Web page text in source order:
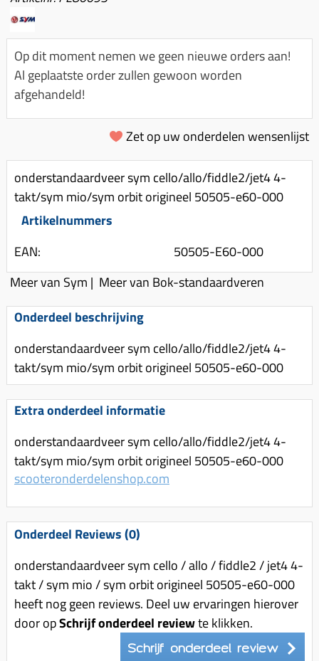
Spanningsregelaar
Toerenbegrenzer
Remlichtschakelaar
Verlichting
Led verlichting
Luchtfilter (delen)
Luchtfilter deksel
Motor blokken
Membraan (delen)
Motorblok (delen)
Powerfilter
Schakel (delen)
Sproeiers
Spruitstuk (delen)
Uitlaten compleet
Uitlaat (delen)
Uitlaat bocht
Radiateur (delen)
Waterpomp (delen)
Variorolsets
Pulley
Variokit
Zuigers
Origineel zuigers
Tomos opvoeren (kits)
Koppeling compleet
Km teller kabel
Kickstart deksel
Kickstartpedaal
Kickstart ronsel
Stuurschakelaar
Stuur (delen)
Remblokken
Rem (delen)
Remgrepen en remhendels
Remhevels
Remklauw (delen)
Remschijven
Voorrem kabel
Voorvork
Wiel (delen)
Zadel
Standaard
Kickstart (delen)
Olie-onderhoudsmiddelen
Oppakbeugel
Scooter alarm
Scooter Kleding
Crossbril
Stickers
Stuurslot
Regenkleding
Rugsteun
Vespa accessoires
Windschermen
Accessoires overig
Zadel
Gereedschap
Speednut
Op dit moment nemen we geen nieuwe orders aan!
Al geplaatste order zullen gewoon worden
afgehandeld!
Zet op uw onderdelen wensenlijst
onderstandaardveer sym cello/allo/fiddle2/jet4 4-
takt/sym mio/sym orbit origineel 50505-e60-000
Artikelnummers
EAN:
50505-E60-000
Meer van Sym | Meer van Bok-standaardveren
Onderdeel beschrijving
onderstandaardveer sym cello/allo/fiddle2/jet4 4-
takt/sym mio/sym orbit origineel 50505-e60-000
Extra onderdeel informatie
onderstandaardveer sym cello/allo/fiddle2/jet4 4-
takt/sym mio/sym orbit origineel 50505-e60-000
scooteronderdelenshop.com
Onderdeel Reviews (0)
onderstandaardveer sym cello / allo / fiddle2 / jet4 4-
takt / sym mio / sym orbit origineel 50505-e60-000
heeft nog geen reviews. Deel uw ervaringen hierover
door opSchrijf onderdeel reviewte klikken.
Schrijf onderdeel review